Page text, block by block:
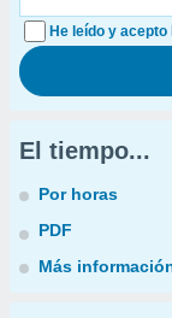
He leído y
El tiempo...
Por horas
PDF
Más